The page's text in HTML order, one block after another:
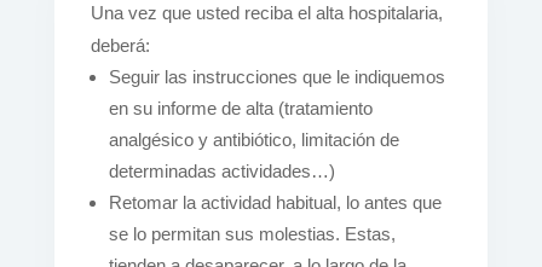
Una vez que usted reciba el alta hospitalaria,
deberá:
Seguir las instrucciones que le indiquemos
en su informe de alta (tratamiento
analgésico y antibiótico, limitación de
determinadas actividades…)
Retomar la actividad habitual, lo antes que
se lo permitan sus molestias. Estas,